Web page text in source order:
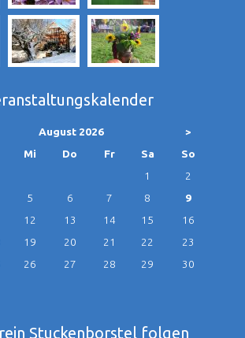
August 2026
>
enstag
Mi ttwoch
Do nnerstag
Freitag SamstagSonntag
1
2
5 6 7 8
9
12 13 14 15
16
19 20 21 22
23
26 27 28 29
30
Stuckenborstel folgen